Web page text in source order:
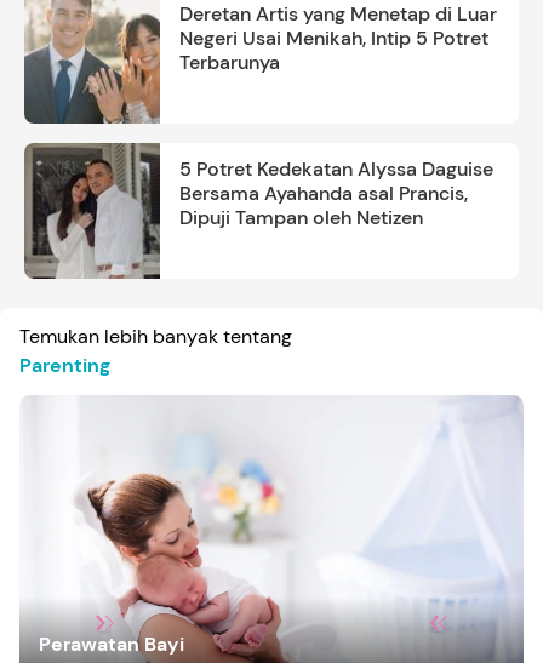
Deretan Artis yang Menetap di Luar
Negeri Usai Menikah, Intip 5 Potret
Terbarunya
5 Potret Kedekatan Alyssa Daguise
Bersama Ayahanda asal Prancis,
Dipuji Tampan oleh Netizen
Temukan lebih banyak tentang
Parenting
Perawatan Bayi